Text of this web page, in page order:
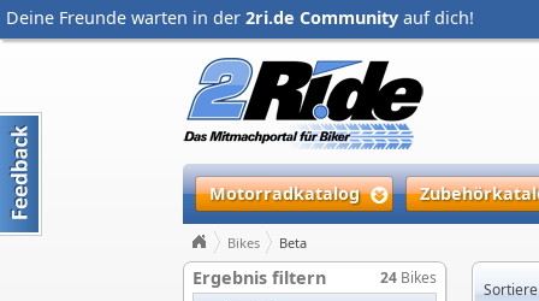
Deine Freunde warten in der 2ri.de Community auf dich!
Motorradkatalog
Bikes Beta
Ergebnis filtern 24 Bikes